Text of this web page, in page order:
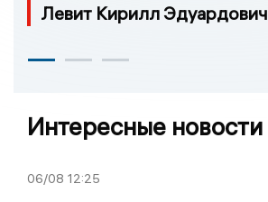
Левит Кирилл Эдуардович
Интересные новости
06/08 12:25